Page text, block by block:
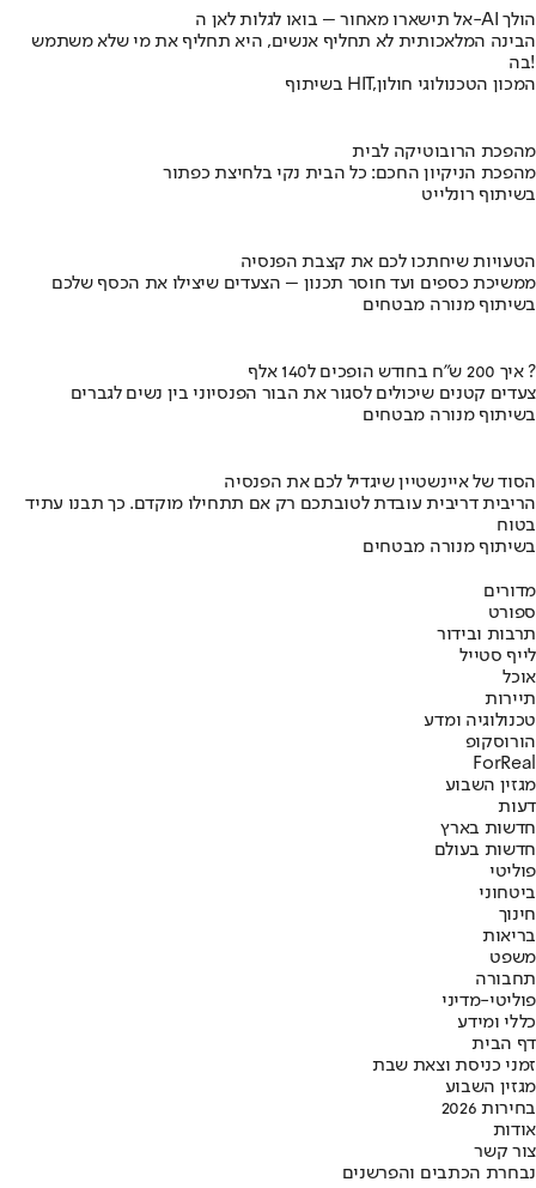
אל תישארו מאחור – בואו לגלות לאן ה-AI הולך
הבינה המלאכותית לא תחליף אנשים, היא תחליף את מי שלא משתמש
בה!
בשיתוף HIT,המכון הטכנולוגי חולון
מהפכת הרובוטיקה לבית
מהפכת הניקיון החכם: כל הבית נקי בלחיצת כפתור
בשיתוף רונלייט
הטעויות שיחתכו לכם את קצבת הפנסיה
ממשיכת כספים ועד חוסר תכנון – הצעדים שיצילו את הכסף שלכם
בשיתוף מנורה מבטחים
איך 200 ש"ח בחודש הופכים ל140 אלף ?
צעדים קטנים שיכולים לסגור את הבור הפנסיוני בין נשים לגברים
בשיתוף מנורה מבטחים
הסוד של איינשטיין שיגדיל לכם את הפנסיה
הריבית דריבית עובדת לטובתכם רק אם תתחילו מוקדם. כך תבנו עתיד
בטוח
בשיתוף מנורה מבטחים
מדורים
ספורט
תרבות ובידור
לייף סטייל
אוכל
תיירות
טכנולוגיה ומדע
הורוסקופ
ForReal
מגזין השבוע
דעות
חדשות בארץ
חדשות בעולם
פוליטי
ביטחוני
חינוך
בריאות
משפט
תחבורה
פוליטי-מדיני
כללי ומידע
דף הבית
זמני כניסת וצאת שבת
מגזין השבוע
בחירות 2026
אודות
צור קשר
נבחרת הכתבים והפרשנים